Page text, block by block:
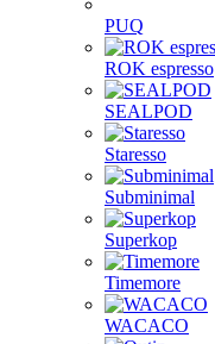
PUQ
ROK espresso
SEALPOD
Staresso
Subminimal
Superkop
Timemore
WACACO